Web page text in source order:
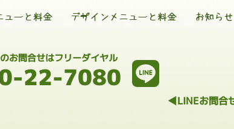
ューと料金 デザインメニューと料金 お知ら
22-7080
お問合せはフリーダイヤル
◀LINEお問合